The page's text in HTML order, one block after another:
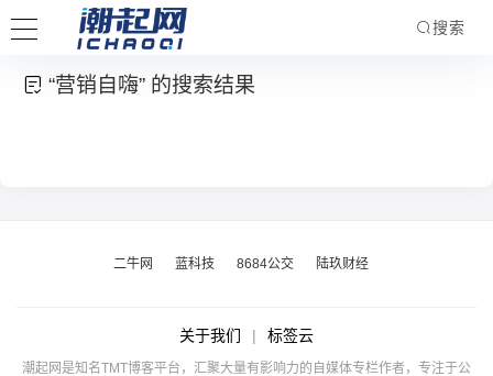
搜索
“营销自嗨” 的搜索结果
二牛网 蓝科技 8684公交 陆玖财经
关于我们 | 标签云
潮起网是知名TMT博客平台，汇聚大量有影响力的自媒体专栏作者，专注于公